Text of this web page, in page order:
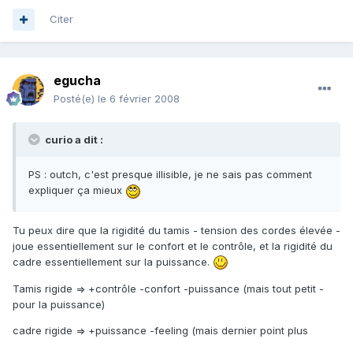
Citer
egucha
Posté(e) le 6 février 2008
curio a dit :
PS : outch, c'est presque illisible, je ne sais pas comment
expliquer ça mieux
Tu peux dire que la rigidité du tamis - tension des cordes élevée -
joue essentiellement sur le confort et le contrôle, et la rigidité du
cadre essentiellement sur la puissance.
Tamis rigide => +contrôle -confort -puissance (mais tout petit -
pour la puissance)
cadre rigide => +puissance -feeling (mais dernier point plus